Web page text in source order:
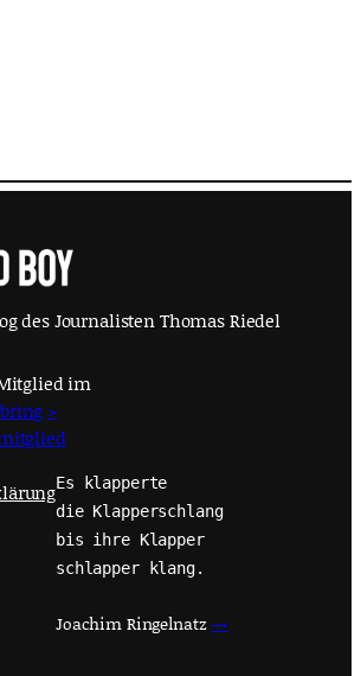
des Journalisten Thomas Riedel
im
>
Es klapperte
die Klapperschlang
bis ihre Klapper
schlapper klang.
Joachim Ringelnatz→